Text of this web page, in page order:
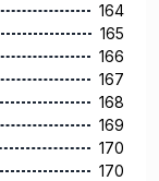
164
165
166
167
168
169
170
170